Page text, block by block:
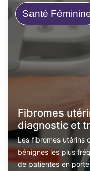
Santé
Fibromes
diagnostic et
Les fibromes utérins
bénignes les plus
de patientes en